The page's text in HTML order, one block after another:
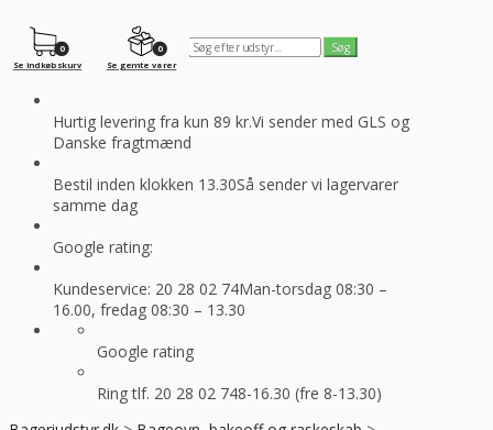
0
Se gemte varer
0
Se indkøbskurv
Hurtig levering fra kun 89 kr.Vi sender med GLS og
Danske fragtmænd
Bestil inden klokken 13.30Så sender vi lagervarer
samme dag
Google rating:
Kundeservice: 20 28 02 74Man-torsdag 08:30 –
16.00, fredag 08:30 – 13.30
Google rating
Ring tlf. 20 28 02 748-16.30 (fre 8-13.30)